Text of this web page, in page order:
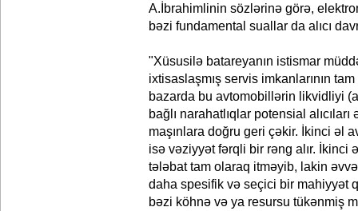
A.İbrahimlinin sözlərinə görə,
bəzi fundamental suallar da alıcı
"Xüsusilə batareyanın istismar
ixtisaslaşmış servis imkanlarının
bazarda bu avtomobillərin likvidliyi
bağlı narahatlıqlar potensial
maşınlara doğru geri çəkir. İkinci əl
isə vəziyyət fərqli bir rəng alır. İkinci
tələbat tam olaraq itməyib, lakin
daha spesifik və seçici bir mahiyyət
bəzi köhnə və ya resursu tükənmiş